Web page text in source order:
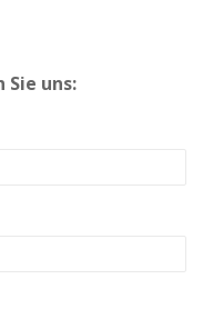
Sie uns: